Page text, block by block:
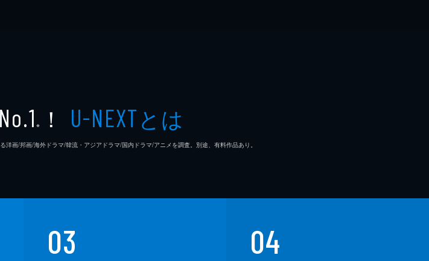
No.1 ※ ！ U-NEXTとは
画/邦画/海外ドラマ/韓流・アジアドラマ/国内ドラマ/アニメを調査。別途、有料作品あり。
03 04